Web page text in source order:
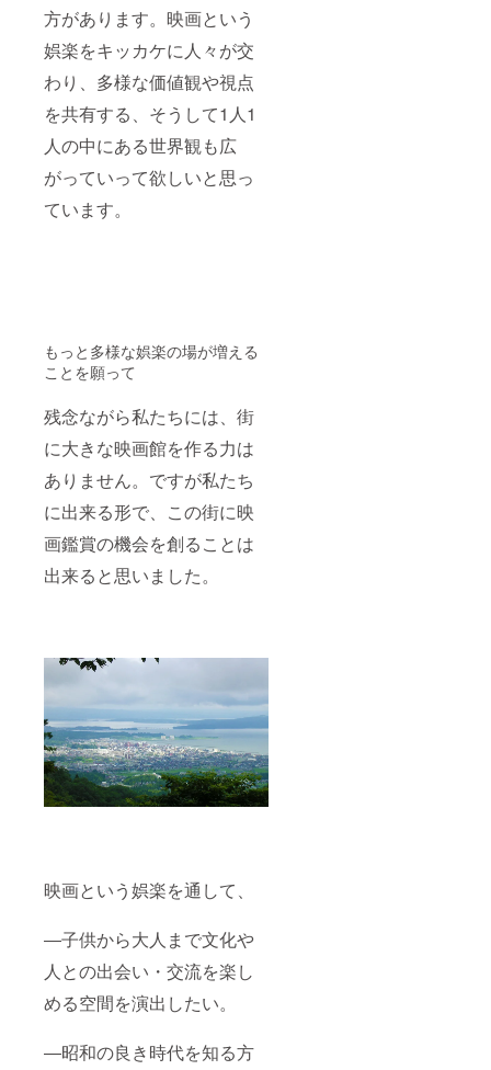
方があります。映画という
娯楽をキッカケに人々が交
わり、多様な価値観や視点
を共有する、そうして1人1
人の中にある世界観も広
がっていって欲しいと思っ
ています。
もっと多様な娯楽の場が増える
ことを願って
残念ながら私たちには、街
に大きな映画館を作る力は
ありません。ですが私たち
に出来る形で、この街に映
画鑑賞の機会を創ることは
出来ると思いました。
映画という娯楽を通して、
―子供から大人まで文化や
人との出会い・交流を楽し
める空間を演出したい。
―昭和の良き時代を知る方